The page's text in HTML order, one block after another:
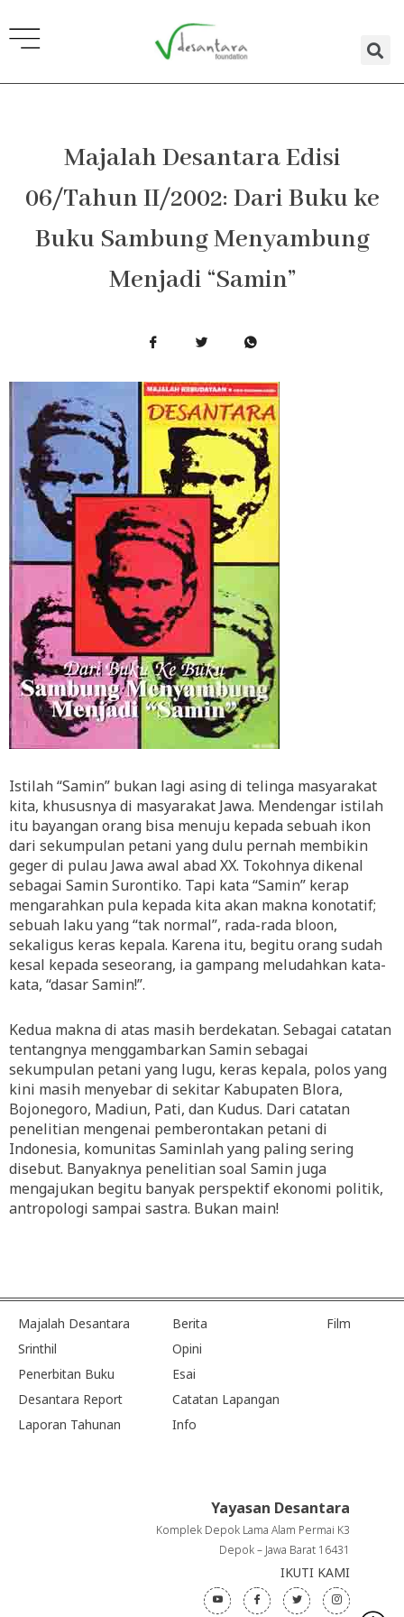
ke
konten
Majalah Desantara Edisi
06/Tahun II/2002: Dari Buku ke
Buku Sambung Menyambung
Menjadi “Samin”
Istilah “Samin” bukan lagi asing di telinga masyarakat
kita, khususnya di masyarakat Jawa. Mendengar istilah
itu bayangan orang bisa menuju kepada sebuah ikon
dari sekumpulan petani yang dulu pernah membikin
geger di pulau Jawa awal abad XX. Tokohnya dikenal
sebagai Samin Surontiko. Tapi kata “Samin” kerap
mengarahkan pula kepada kita akan makna konotatif;
sebuah laku yang “tak normal”, rada-rada bloon,
sekaligus keras kepala. Karena itu, begitu orang sudah
kesal kepada seseorang, ia gampang meludahkan kata-
kata, “dasar Samin!”.
Kedua makna di atas masih berdekatan. Sebagai catatan
tentangnya menggambarkan Samin sebagai
sekumpulan petani yang lugu, keras kepala, polos yang
kini masih menyebar di sekitar Kabupaten Blora,
Bojonegoro, Madiun, Pati, dan Kudus. Dari catatan
penelitian mengenai pemberontakan petani di
Indonesia, komunitas Saminlah yang paling sering
disebut. Banyaknya penelitian soal Samin juga
mengajukan begitu banyak perspektif ekonomi politik,
antropologi sampai sastra. Bukan main!
Majalah Desantara
Srinthil
Penerbitan Buku
Desantara Report
Laporan Tahunan
Berita
Opini
Esai
Catatan Lapangan
Info
Film
Yayasan Desantara
Komplek Depok Lama Alam Permai K3
Depok – Jawa Barat 16431
IKUTI KAMI